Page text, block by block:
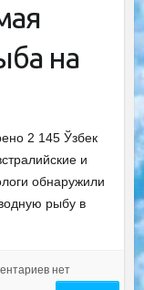
на
2 145 Ўзбек
и
обнаружили
рыбу в
нет